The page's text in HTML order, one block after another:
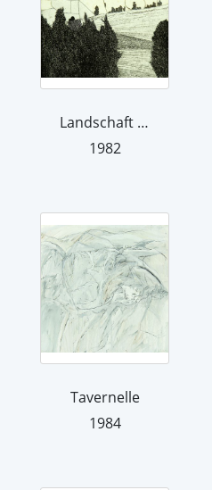
Landschaft 82 VIII c
1982
Tavernelle
1984